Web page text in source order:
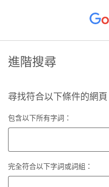
進階搜尋
尋找符合以下條件的網頁
包含以下所有字詞：
完全符合以下字詞或詞組：